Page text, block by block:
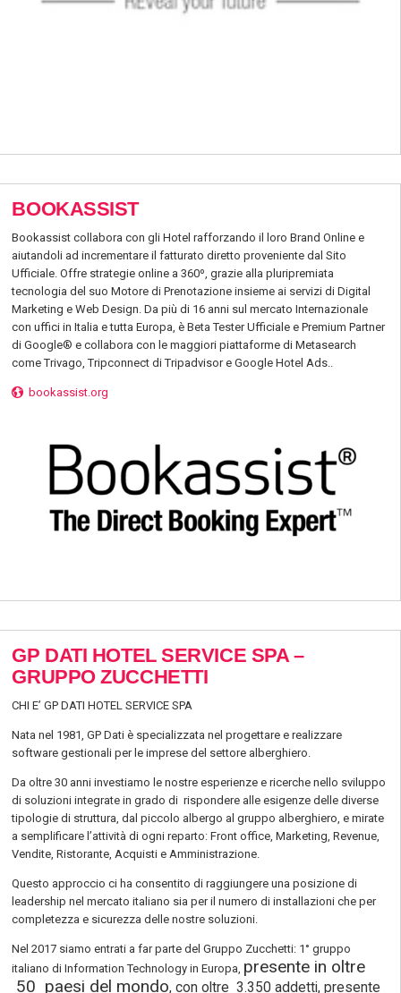
BOOKASSIST
Bookassist collabora con gli Hotel rafforzando il loro Brand Online e
aiutandoli ad incrementare il fatturato diretto proveniente dal Sito
Ufficiale. Offre strategie online a 360º, grazie alla pluripremiata
tecnologia del suo Motore di Prenotazione insieme ai servizi di Digital
Marketing e Web Design. Da più di 16 anni sul mercato Internazionale
con uffici in Italia e tutta Europa, è Beta Tester Ufficiale e Premium Partner
di Google® e collabora con le maggiori piattaforme di Metasearch
come Trivago, Tripconnect di Tripadvisor e Google Hotel Ads..
bookassist.org
GP DATI HOTEL SERVICE SPA –
GRUPPO ZUCCHETTI
CHI E’ GP DATI HOTEL SERVICE SPA
Nata nel 1981, GP Dati è specializzata nel progettare e realizzare
software gestionali per le imprese del settore alberghiero.
Da oltre 30 anni investiamo le nostre esperienze e ricerche nello sviluppo
di soluzioni integrate in grado di rispondere alle esigenze delle diverse
tipologie di struttura, dal piccolo albergo al gruppo alberghiero, e mirate
a semplificare l’attività di ogni reparto: Front office, Marketing, Revenue,
Vendite, Ristorante, Acquisti e Amministrazione.
Questo approccio ci ha consentito di raggiungere una posizione di
leadership nel mercato italiano sia per il numero di installazioni che per
completezza e sicurezza delle nostre soluzioni.
Nel 2017 siamo entrati a far parte del Gruppo Zucchetti: 1° gruppo
italiano di Information Technology in Europa, presente in oltre
50 paesi del mondo, con oltre 3.350 addetti, presente